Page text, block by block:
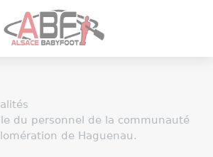
du personnel de la communauté
de Haguenau.
des cookies